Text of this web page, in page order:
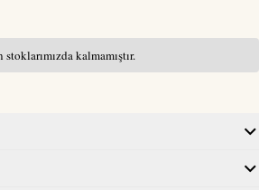
stoklarımızda kalmamıştır.